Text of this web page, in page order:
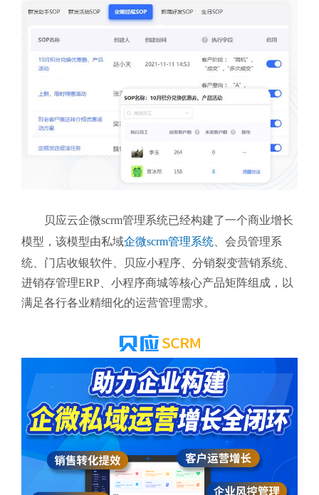
贝应云企微scrm管理系统已经构建了一个商业增长
模型，该模型由私域企微scrm管理系统 、会员管理系
统、门店收银软件、贝应小程序、分销裂变营销系统、
进销存管理ERP、小程序商城等核心产品矩阵组成，以
满足各行各业精细化的运营管理需求。